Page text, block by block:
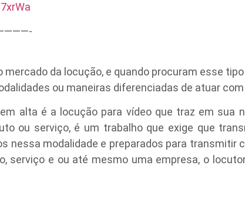
da locução, e quando procuram esse
ou maneiras diferenciadas de atuar
alta é a locução para vídeo que traz em sua
ou serviço, é um trabalho que exige que
nessa modalidade e preparados para transmitir
serviço e ou até mesmo uma empresa, o